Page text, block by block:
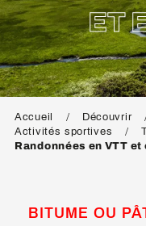
ET
Accueil Découvrir
Activités sportives
Randonnées en VTT et
BITUME OU